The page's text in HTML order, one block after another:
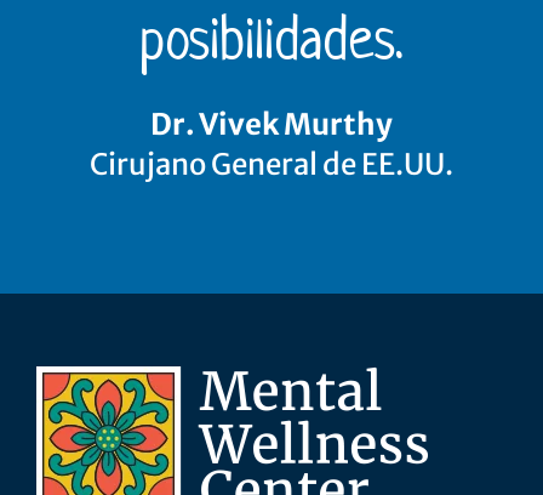
posibilidades.
Dr. Vivek Murthy
Cirujano General de EE.UU.